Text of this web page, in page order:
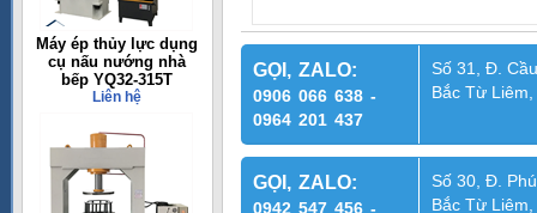
Máy ép thủy lực dụng
cụ nấu nướng nhà
bếp YQ32-315T
Liên hệ
GỌI, ZALO:
0906 066 638 -
0964 201 437
Số 31, Đ.
Bắc Từ
GỌI, ZALO:
0942 547 456 -
Số 30, Đ.
Bắc Từ